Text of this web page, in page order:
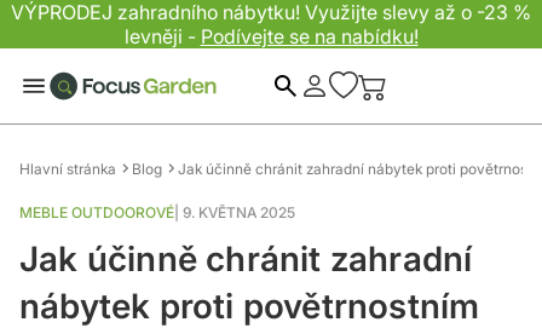
VÝPRODEJ zahradního nábytku! Využijte slevy až o -23 %
levněji - Podívejte se na nabídku!
Hlavní stránka Blog Jak účinně chránit zahradní nábytek proti
MEBLE OUTDOOROVÉ 9. KVĚTNA 2025
Jak účinně chránit zahradní
nábytek proti povětrnostním